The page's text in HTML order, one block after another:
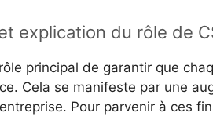
explication du rôle de
principal de garantir que
Cela se manifeste par une
Pour parvenir à ces